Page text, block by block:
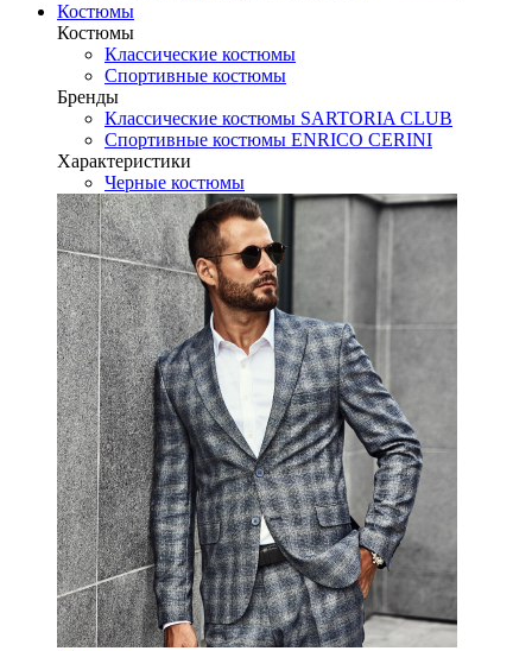
Костюмы
Костюмы
Классические костюмы
Спортивные костюмы
Бренды
Классические костюмы SARTORIA CLUB
Спортивные костюмы ENRICO CERINI
Характеристики
Черные костюмы